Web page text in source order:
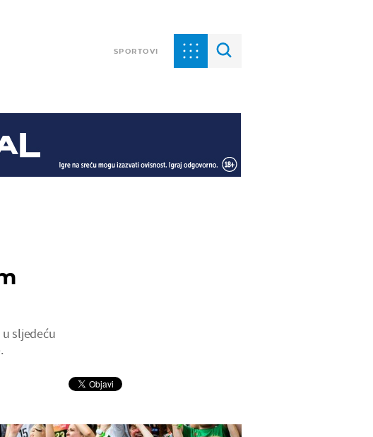
SPORTOVI
sljedeću